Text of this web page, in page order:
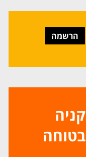
קניה
בטוחה